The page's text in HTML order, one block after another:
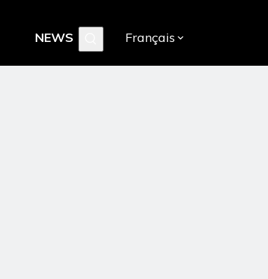
NEWS Français